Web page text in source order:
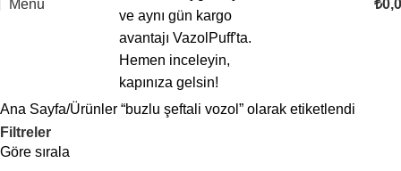
Menu ₺
Ana Sayfa Ürünler “buzlu şeftali vozol” olarak etiketlendi
Filtreler
Göre sırala